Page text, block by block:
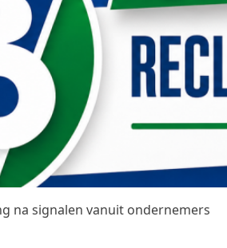
na signalen vanuit ondernemers